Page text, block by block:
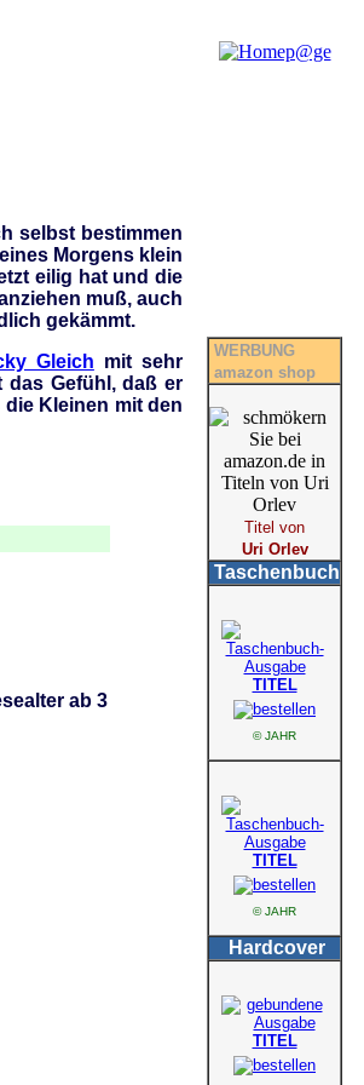
selbst bestimmen
Morgens klein
eilig hat und die
muß, auch
gekämmt.
Gleich mit sehr
Gefühl, daß er
Kleinen mit den
WERBUNG
amazon shop
Titel von
Uri Orlev
Taschenbuch
TITEL
© JAHR
TITEL
© JAHR
Hardcover
TITEL